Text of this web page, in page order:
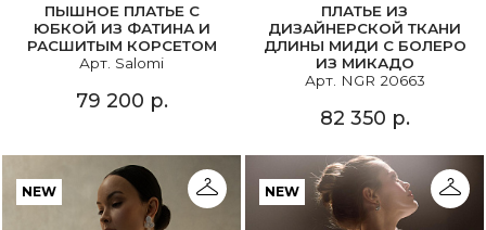
ПЫШНОЕ ПЛАТЬЕ С
ЮБКОЙ ИЗ ФАТИНА И
РАСШИТЫМ КОРСЕТОМ
Арт. Salomi
79 200 р.
ПЛАТЬЕ ИЗ
ДИЗАЙНЕРСКОЙ ТКАНИ
ДЛИНЫ МИДИ С БОЛЕРО
ИЗ МИКАДО
Арт. NGR 20663
82 350 р.
NEW NEW